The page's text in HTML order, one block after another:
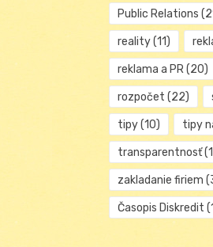
Public Relations
reality(11)
reklama a PR(20)
rozpočet (22)
tipy(10) tipy
transparentnosť
zakladanie firiem
Časopis Diskredit